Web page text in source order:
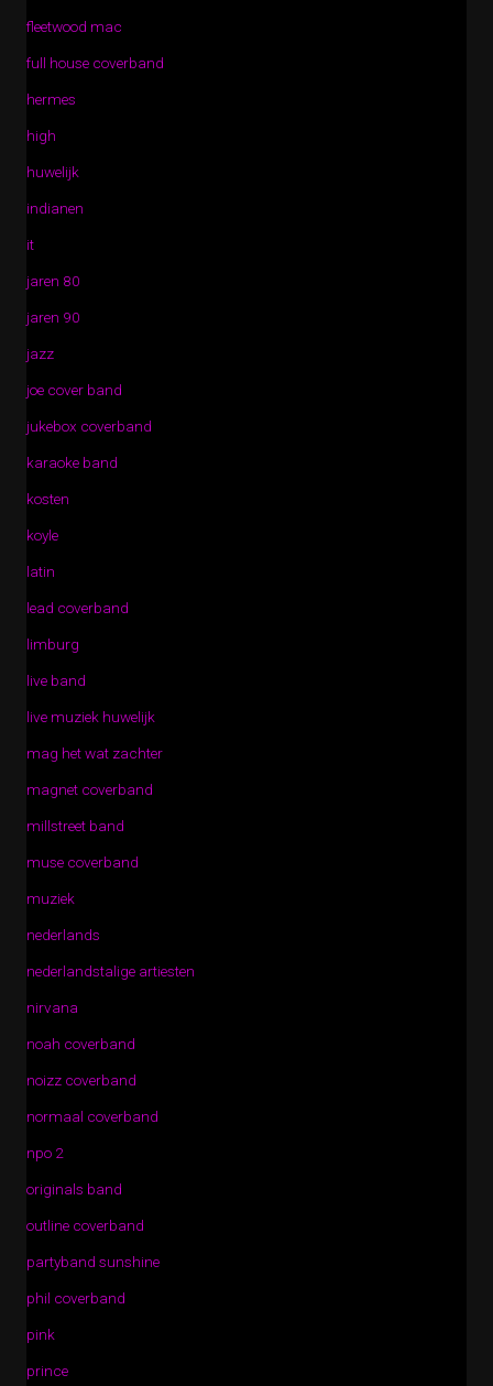
fleetwood mac
full house coverband
hermes
high
huwelijk
indianen
it
jaren 80
jaren 90
jazz
joe cover band
jukebox coverband
karaoke band
kosten
koyle
latin
lead coverband
limburg
live band
live muziek huwelijk
mag het wat zachter
magnet coverband
millstreet band
muse coverband
muziek
nederlands
nederlandstalige artiesten
nirvana
noah coverband
noizz coverband
normaal coverband
npo 2
originals band
outline coverband
partyband sunshine
phil coverband
pink
prince